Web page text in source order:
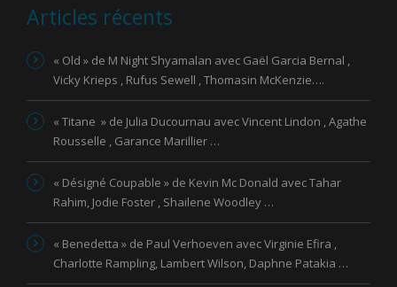
Articles récents
« Old » de M Night Shyamalan avec Gaël Garcia Bernal ,
Vicky Krieps , Rufus Sewell , Thomasin McKenzie….
« Titane » de Julia Ducournau avec Vincent Lindon , Agathe
Rousselle , Garance Marillier …
« Désigné Coupable » de Kevin Mc Donald avec Tahar
Rahim, Jodie Foster , Shailene Woodley …
« Benedetta » de Paul Verhoeven avec Virginie Efira ,
Charlotte Rampling, Lambert Wilson, Daphne Patakia …